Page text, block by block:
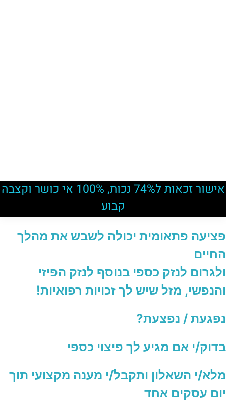
אישור זכאות ל74% נכות, 100% אי כושר וקצבה
קבוע
פציעה פתאומית יכולה לשבש את מהלך
החיים
ולגרום לנזק כספי בנוסף לנזק הפיזי
והנפשי, מזל שיש לך זכויות רפואיות!
נפגעת / נפצעת?
בדוק/י אם מגיע לך פיצוי כספי
מלא/י השאלון ותקבל/י מענה מקצועי תוך
יום עסקים אחד